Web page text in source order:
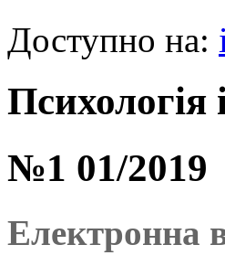
Доступно на:
Психологія
№1 01/2019
Електронна